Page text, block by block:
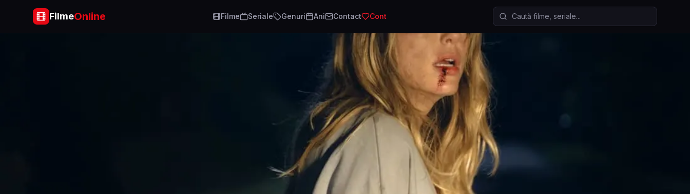
FilmeOnline Filme Seriale Genuri Ani Contact Cont Caută filme și seriale